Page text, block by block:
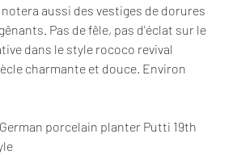
aussi des vestiges de dorures
Pas de fêle, pas d'éclat sur le
dans le style rococo revival
charmante et douce. Environ
porcelain planter Putti 19th